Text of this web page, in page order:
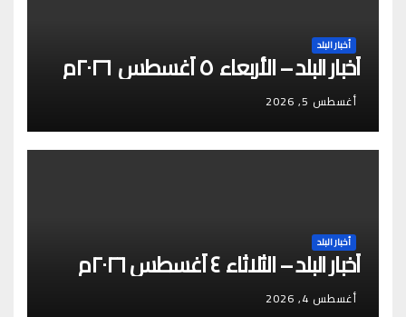
أخبار البلد
أخبار البلد – الأربعاء ٥ أغسطس ٢٠٢٦م
أغسطس 5, 2026
أخبار البلد
أخبار البلد – الثلاثاء ٤ أغسطس ٢٠٢٦م
أغسطس 4, 2026